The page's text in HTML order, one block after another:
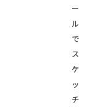
ー
ル
で
ス
ケ
ッ
チ